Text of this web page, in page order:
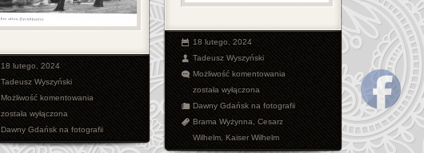
18 lutego, 2024
Tadeusz Wyszyński
Możliwość komentowaniaKamienice
Gdańskie
została wyłączona
Dawny Gdańsk na fotografii
18 lutego, 2024
Tadeusz Wyszyński
Możliwość komentowaniaTarg
Węglowy
została wyłączona
Dawny Gdańsk na fotografii
Brama Wyżynna,Cesarz
Wilhelm,Kaiser Wilhelm